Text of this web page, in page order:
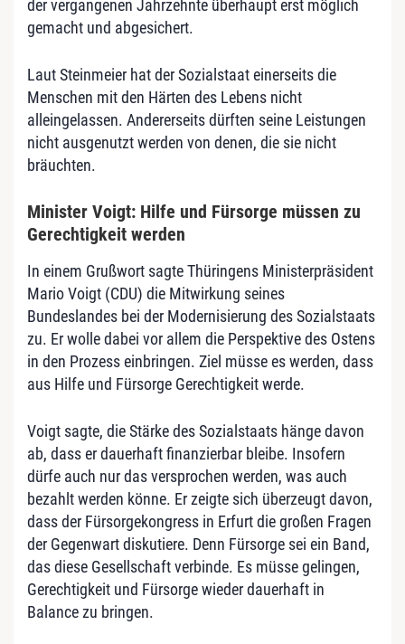
der vergangenen Jahrzehnte überhaupt erst möglich
gemacht und abgesichert.
Laut Steinmeier hat der Sozialstaat einerseits die
Menschen mit den Härten des Lebens nicht
alleingelassen. Andererseits dürften seine Leistungen
nicht ausgenutzt werden von denen, die sie nicht
bräuchten.
Minister Voigt: Hilfe und Fürsorge müssen zu
Gerechtigkeit werden
In einem Grußwort sagte Thüringens Ministerpräsident
Mario Voigt (CDU) die Mitwirkung seines
Bundeslandes bei der Modernisierung des Sozialstaats
zu. Er wolle dabei vor allem die Perspektive des Ostens
in den Prozess einbringen. Ziel müsse es werden, dass
aus Hilfe und Fürsorge Gerechtigkeit werde.
Voigt sagte, die Stärke des Sozialstaats hänge davon
ab, dass er dauerhaft finanzierbar bleibe. Insofern
dürfe auch nur das versprochen werden, was auch
bezahlt werden könne. Er zeigte sich überzeugt davon,
dass der Fürsorgekongress in Erfurt die großen Fragen
der Gegenwart diskutiere. Denn Fürsorge sei ein Band,
das diese Gesellschaft verbinde. Es müsse gelingen,
Gerechtigkeit und Fürsorge wieder dauerhaft in
Balance zu bringen.